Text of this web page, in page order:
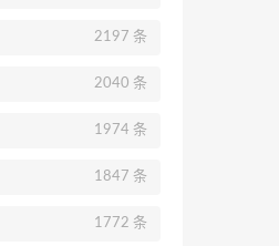
2197 条
2040 条
1974 条
1847 条
1772 条